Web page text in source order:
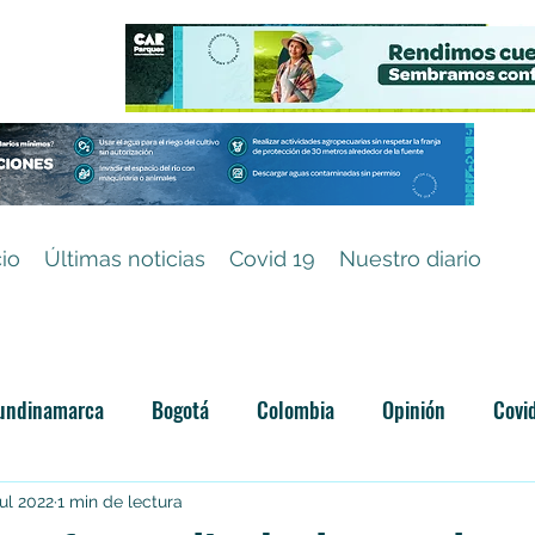
Últimas noticias Covid 19 Nuestro diario
Bogotá Colombia Opinión
sin título
20221 min de lectura